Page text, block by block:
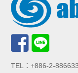
TEL：+886-2-